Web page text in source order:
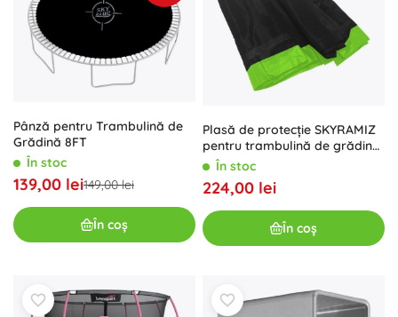
Pânză pentru Trambulină de
Grădină 8FT
În stoc
139,00 lei149,00 lei
În coș
Plasă de protecție SKYRAMIZ
pentru trambulină de grădină
305 cm, 6 tuneluri – Verde
În stoc
224,00 lei
În coș